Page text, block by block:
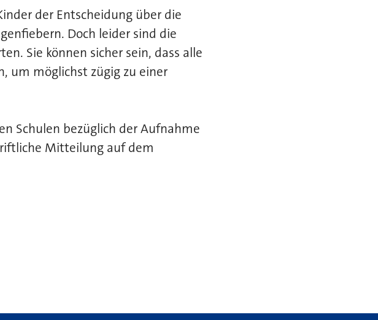
der Entscheidung über die
Doch leider sind die
Sie können sicher sein, dass alle
um möglichst zügig zu einer
Schulen bezüglich der Aufnahme
Mitteilung auf dem